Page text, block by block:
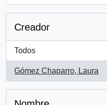
Creador
Todos
Gómez Chaparro, Laura
, 1 resultados